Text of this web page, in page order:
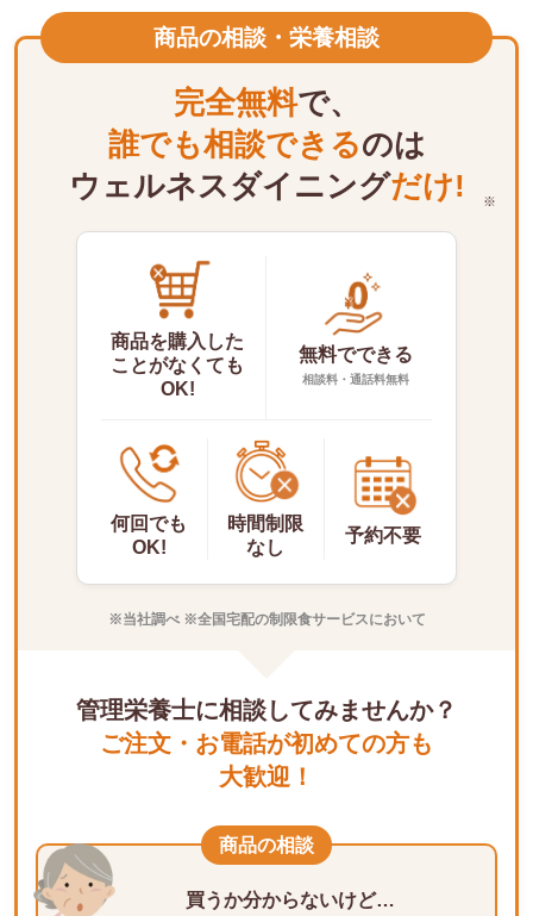
商品の相談・栄養相談
完全無料で、
誰でも相談できるのは
ウェルネスダイニングだけ! ※
商品を購入した
ことがなくても
OK!
無料でできる
相談料・通話料無料
何回でも
OK!
時間制限
なし
予約不要
※当社調べ ※全国宅配の制限食サービスにおいて
管理栄養士に相談してみませんか？
ご注文・お電話が初めての方も
大歓迎！
商品の相談
買うか分からないけど…